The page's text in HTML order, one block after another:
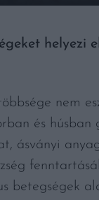
nem
és húsban
ásványi
betegségek